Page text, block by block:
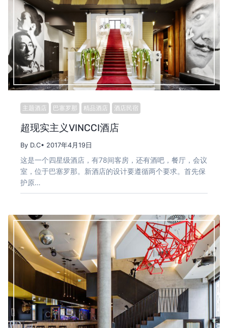
主题酒店 巴塞罗那 精品酒店 酒店民宿
超现实主义VINCCI酒店
By D.C• 2017年4月19日
这是一个四星级酒店，有78间客房，还有酒吧，餐厅，会议
室，位于巴塞罗那。新酒店的设计要遵循两个要求。首先保
护原…